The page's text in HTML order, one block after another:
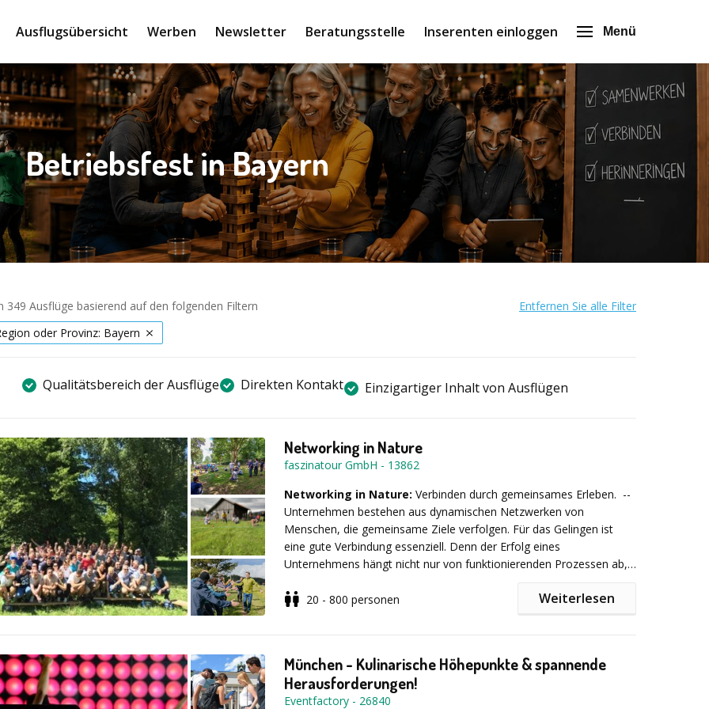
Ausflugsübersicht Werben Newsletter Beratungsstelle Inserenten einloggen Menü
Betriebsfest in Bayern
349 Ausflüge basierend auf den folgenden Filtern
Entfernen Sie alle Filter
oder Provinz: Bayern
Qualitätsbereich der Ausflüge Direkten Kontakt Einzigartiger Inhalt von Ausflügen
Networking in Nature
faszinatour GmbH - 13862
Networking in Nature: Verbinden durch gemeinsames Erleben. --
Unternehmen bestehen aus dynamischen Netzwerken von
Menschen, die gemeinsame Ziele verfolgen. Für das Gelingen ist
eine gute Verbindung essenziell. Denn der Erfolg eines
Unternehmens hängt nicht nur von funktionierenden Prozessen ab,
Menschen, die über alle Hierarchieebenen hinweg gut
Unser Programmidee
‚Networking in Nature‘ spiegelt dies wider
diese Teams und wachsen zu immer größeren Gruppen zusammen,
die sich unterschiedlichen Teamaufgaben stellen.
Die Veränderungen der Teamgröße und - zusammensetzung erfordert
20 - 800 personen Weiterlesen
München - Kulinarische Höhepunkte & spannende
Herausforderungen!
Eventfactory - 26840